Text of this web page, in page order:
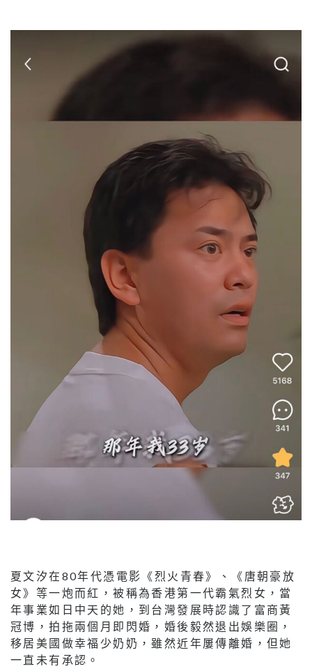
夏文汐在80年代憑電影《烈火青春》、《唐朝豪放
女》等一炮而紅，被稱為香港第一代霸氣烈女，當
年事業如日中天的她，到台灣發展時認識了富商黃
冠博，拍拖兩個月即閃婚，婚後毅然退出娛樂圈，
移居美國做幸福少奶奶，雖然近年屢傳離婚，但她
一直未有承認。